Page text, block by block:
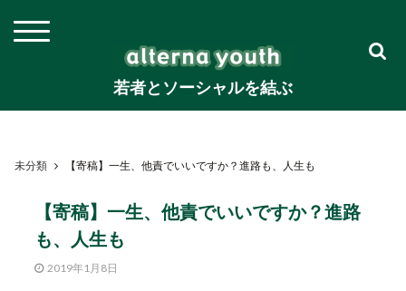
若者とソーシャルを結ぶ
未分類 【寄稿】一生、他責でいいですか？進路も、人生も
【寄稿】一生、他責でいいですか？進路
も、人生も
2019年1月8日